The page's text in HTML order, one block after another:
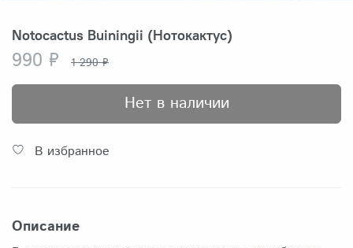
Notocactus Buiningii (Нотокактус)
990 ₽ 1 290 ₽
Нет в наличии
В избранное
Описание